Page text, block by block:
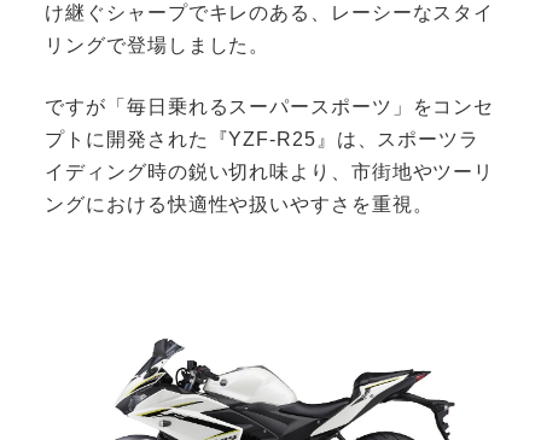
け継ぐシャープでキレのある、レーシーなスタイ
リングで登場しました。
ですが「毎日乗れるスーパースポーツ」をコンセ
プトに開発された『YZF-R25』は、スポーツラ
イディング時の鋭い切れ味より、市街地やツーリ
ングにおける快適性や扱いやすさを重視。